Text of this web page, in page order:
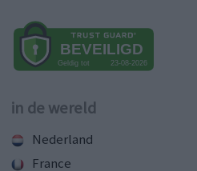
in de wereld
Nederland
France